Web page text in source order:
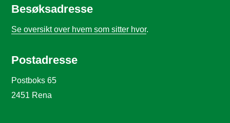
Besøksadresse
Se oversikt over hvem som sitter hvor.
Postadresse
Postboks 65
2451 Rena